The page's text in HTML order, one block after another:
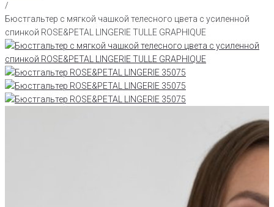
/
Бюстгальтер с мягкой чашкой телесного цвета с усиленной
спинкой ROSE&PETAL LINGERIE TULLE GRAPHIQUE